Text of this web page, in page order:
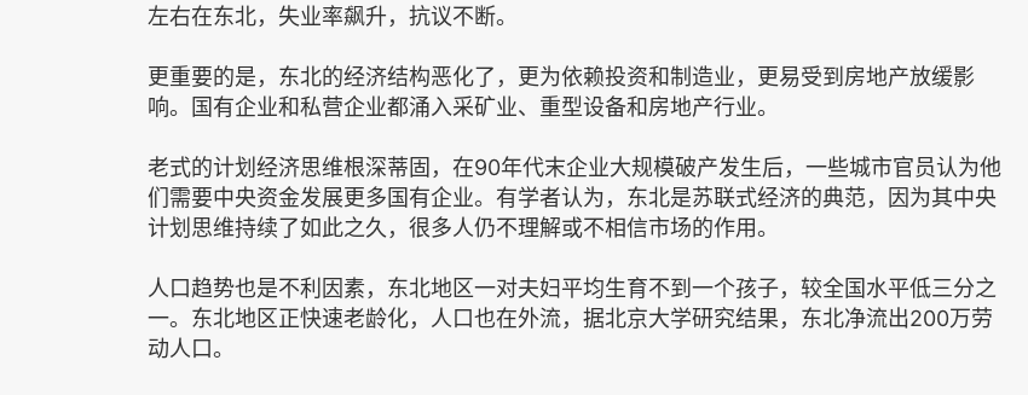
左右在东北，失业率飙升，抗议不断。
更重要的是，东北的经济结构恶化了，更为依赖投资和制造业，更易受到房地产放缓影
响。国有企业和私营企业都涌入采矿业、重型设备和房地产行业。
老式的计划经济思维根深蒂固，在90年代末企业大规模破产发生后，一些城市官员认为他
们需要中央资金发展更多国有企业。有学者认为，东北是苏联式经济的典范，因为其中央
计划思维持续了如此之久，很多人仍不理解或不相信市场的作用。
人口趋势也是不利因素，东北地区一对夫妇平均生育不到一个孩子，较全国水平低三分之
一。东北地区正快速老龄化，人口也在外流，据北京大学研究结果，东北净流出200万劳
动人口。